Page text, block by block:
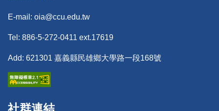
E-mail: oia@ccu.edu.tw
Tel: 886-5-272-0411 ext.17619
Add: 621301 嘉義縣民雄鄉大學路一段168號
社群連結